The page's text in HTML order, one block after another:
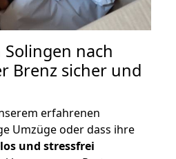
Solingen nach
Brenz sicher und
erfahrenen
Umzüge oder dass ihre
und stressfrei